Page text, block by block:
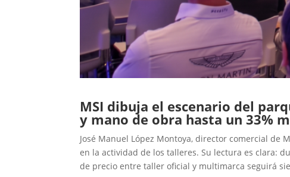
MSI dibuja el escenario del
y mano de obra hasta un 33%
José Manuel López Montoya, director comercial de
en la actividad de los talleres. Su lectura es clara:
de precio entre taller oficial y multimarca seguirá